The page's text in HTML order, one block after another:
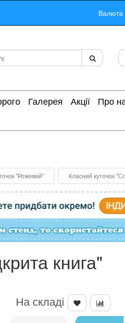
Валюта
Галерея Акції Про
"Рожевий" Класний куточок
книга"
На складі